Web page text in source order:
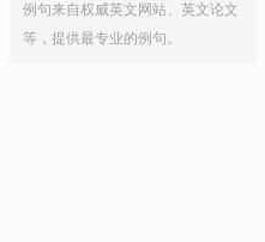
例句来自权威英文网站、英文论文
等，提供最专业的例句。